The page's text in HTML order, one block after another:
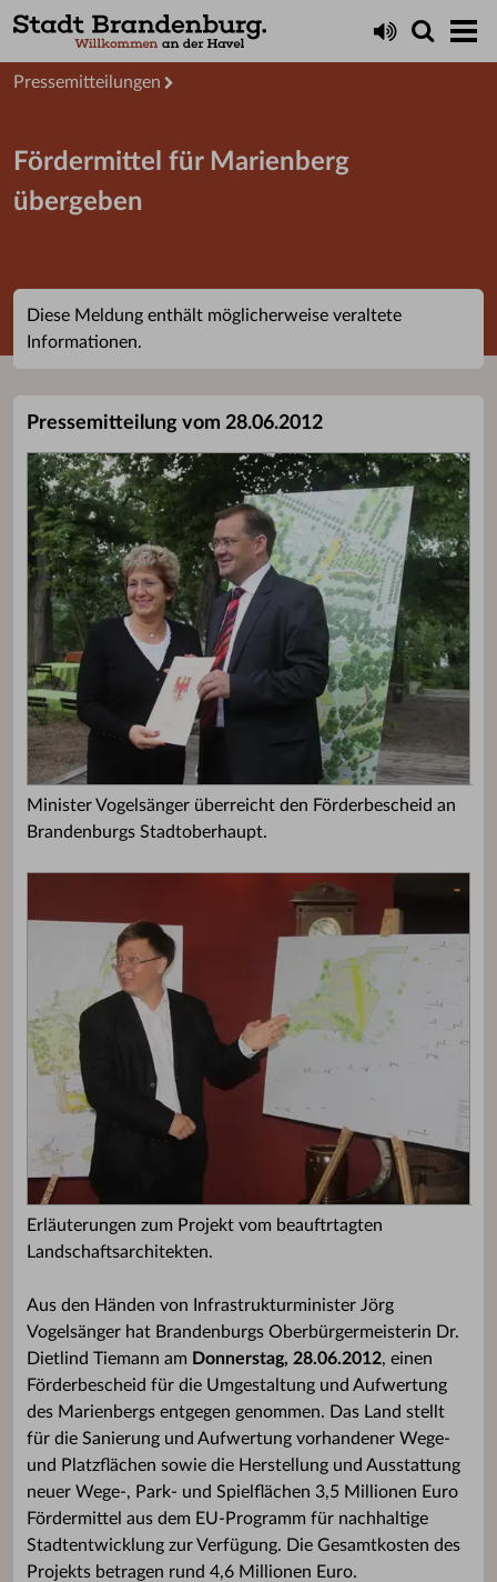
Presseservice
Pressemitteilungen
Fördermittel für Marienberg
übergeben
Diese Meldung enthält möglicherweise veraltete
Informationen.
Pressemitteilung vom 28.06.2012
Minister Vogelsänger überreicht den Förderbescheid an
Brandenburgs Stadtoberhaupt.
Erläuterungen zum Projekt vom beauftrtagten
Landschaftsarchitekten.
Aus den Händen von Infrastrukturminister Jörg
Vogelsänger hat Brandenburgs Oberbürgermeisterin Dr.
Dietlind Tiemann am Donnerstag, 28.06.2012, einen
Förderbescheid für die Umgestaltung und Aufwertung
des Marienbergs entgegen genommen. Das Land stellt
für die Sanierung und Aufwertung vorhandener Wege-
und Platzflächen sowie die Herstellung und Ausstattung
neuer Wege-, Park- und Spielflächen 3,5 Millionen Euro
Fördermittel aus dem EU-Programm für nachhaltige
Stadtentwicklung zur Verfügung. Die Gesamtkosten des
Projekts betragen rund 4,6 Millionen Euro.